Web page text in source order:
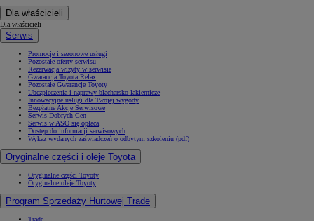
Dla właścicieli
Dla właścicieli
Serwis
Promocje i sezonowe usługi
Pozostałe oferty serwisu
Rezerwacja wizyty w serwisie
Gwarancja Toyota Relax
Pozostałe Gwarancje Toyoty
Ubezpieczenia i naprawy blacharsko-lakiernicze
Innowacyjne usługi dla Twojej wygody
Bezpłatne Akcje Serwisowe
Serwis Dobrych Cen
Serwis w ASO się opłaca
Dostęp do informacji serwisowych
Wykaz wydanych zaświadczeń o odbytym szkoleniu (pdf)
Oryginalne części i oleje Toyota
Oryginalne części Toyoty
Oryginalne oleje Toyoty
Program Sprzedaży Hurtowej Trade
Trade